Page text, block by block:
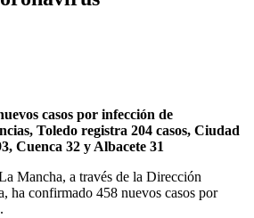
casos por infección de
Toledo registra 204 casos, Ciudad
Cuenca 32 y Albacete 31
Mancha, a través de la Dirección
ha confirmado 458 nuevos casos por